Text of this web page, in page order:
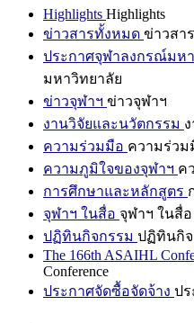
Highlights Highlights
ข่าวสารทั้งหมด ข่าวสา
ประกาศจุฬาลงกรณ์มห
มหาวิทยาลัย
ข่าวจุฬาฯ ข่าวจุฬาฯ
งานวิจัยและนวัตกรรม
ความร่วมมือ ความร่วม
ความภูมิใจของจุฬาฯ ค
การศึกษาและหลักสูตร
จุฬาฯ ในสื่อ จุฬาฯ ในสื่อ
ปฏิทินกิจกรรม ปฏิทินกิจ
The 166th ASAIHL
Conference
ประกาศจัดซื้อจัดจ้าง ปร